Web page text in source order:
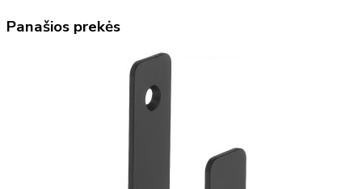
Panašios prekės